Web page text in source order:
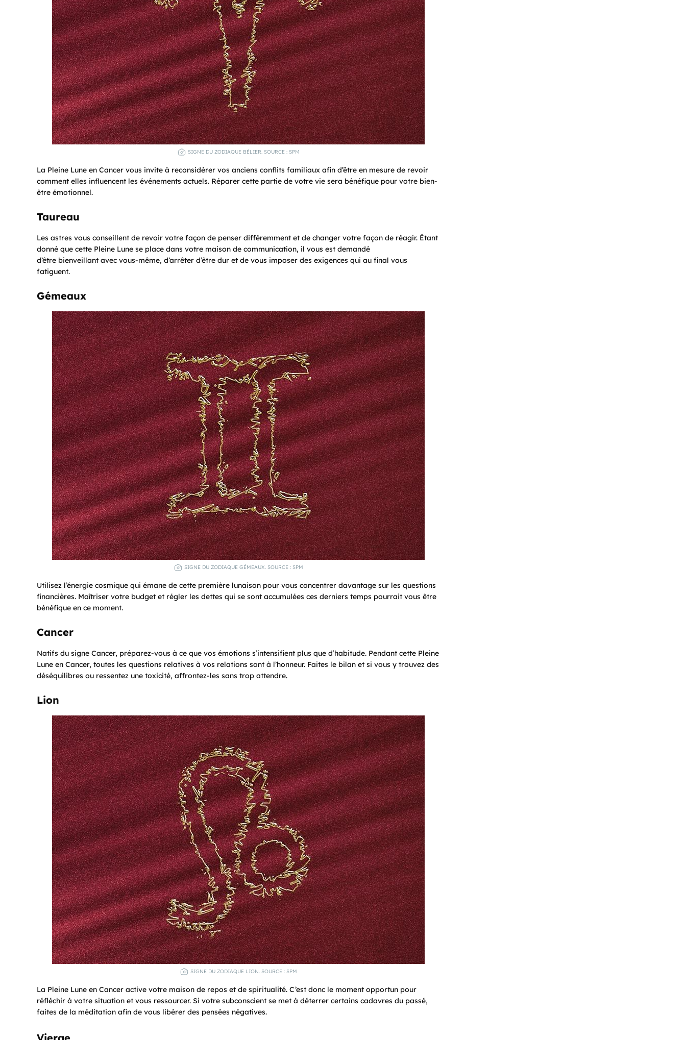
SIGNE DU ZODIAQUE BÉLIER. SOURCE : SPM
La Pleine Lune en Cancer vous invite à reconsidérer vos anciens conflits familiaux afin d’être en mesure de revoir
comment elles influencent les événements actuels. Réparer cette partie de votre vie sera bénéfique pour votre bien-
être émotionnel.
Taureau
Les astres vous conseillent de revoir votre façon de penser différemment et de changer votre façon de réagir. Étant
donné que cette Pleine Lune se place dans votre maison de communication, il vous est demandé
d’être bienveillant avec vous-même, d’arrêter d’être dur et de vous imposer des exigences qui au final vous
fatiguent.
Gémeaux
SIGNE DU ZODIAQUE GÉMEAUX. SOURCE : SPM
Utilisez l’énergie cosmique qui émane de cette première lunaison pour vous concentrer davantage sur les questions
financières. Maîtriser votre budget et régler les dettes qui se sont accumulées ces derniers temps pourrait vous être
bénéfique en ce moment.
Cancer
Natifs du signe Cancer, préparez-vous à ce que vos émotions s’intensifient plus que d’habitude. Pendant cette Pleine
Lune en Cancer, toutes les questions relatives à vos relations sont à l’honneur. Faites le bilan et si vous y trouvez des
déséquilibres ou ressentez une toxicité, affrontez-les sans trop attendre.
Lion
SIGNE DU ZODIAQUE LION. SOURCE : SPM
La Pleine Lune en Cancer active votre maison de repos et de spiritualité. C’est donc le moment opportun pour
réfléchir à votre situation et vous ressourcer. Si votre subconscient se met à déterrer certains cadavres du passé,
faites de la méditation afin de vous libérer des pensées négatives.